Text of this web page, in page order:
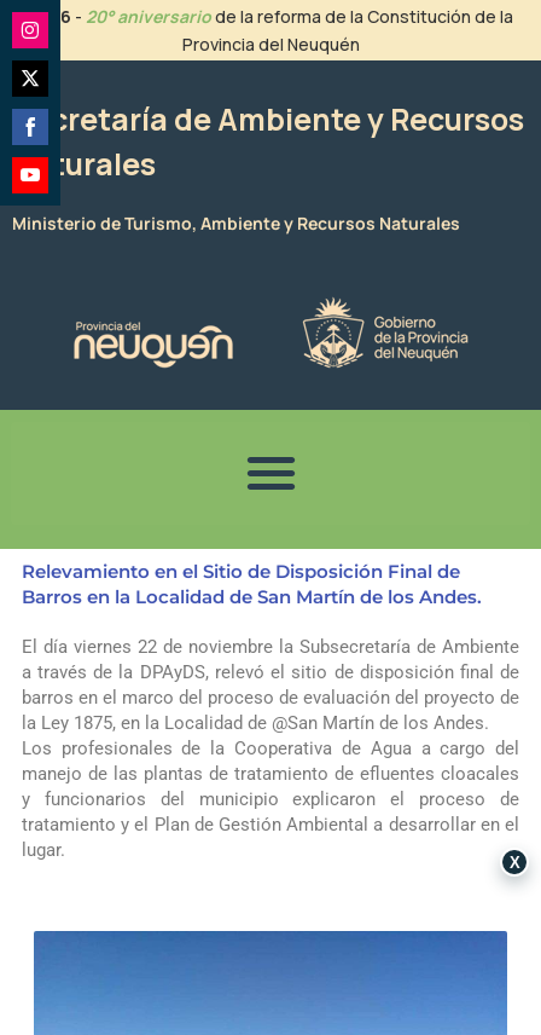
contenido
2026 - 20° aniversariode la reforma de la Constitución de la
Provincia del Neuquén
Secretaría de Ambiente y Recursos
Naturales
Ministerio de Turismo, Ambiente y Recursos Naturales
Relevamiento en el Sitio de Disposición Final de
Barros en la Localidad de San Martín de los Andes.
El día viernes 22 de noviembre la Subsecretaría de Ambiente
a través de la DPAyDS, relevó el sitio de disposición final de
barros en el marco del proceso de evaluación del proyecto de
la Ley 1875, en la Localidad de @San Martín de los Andes.
Los profesionales de la Cooperativa de Agua a cargo del
manejo de las plantas de tratamiento de efluentes cloacales
y funcionarios del municipio explicaron el proceso de
tratamiento y el Plan de Gestión Ambiental a desarrollar en el
lugar.
Share
on
Instagram
Share
on
Twitter
Share
on
Facebook
Share
on
X